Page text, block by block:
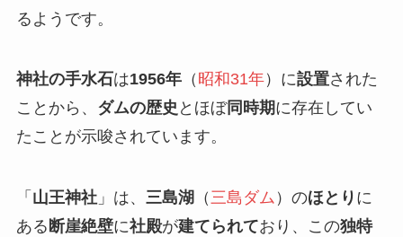
るようです。
神社の手水石は1956年（ 昭和31年）に設置された
ことから、 ダムの歴史 とほぼ同時期に存在してい
たことが示唆されています。
「 山王神社」は、 三島湖 （三島ダム ）のほとり に
ある 断崖絶壁に社殿が建てられており、この独特